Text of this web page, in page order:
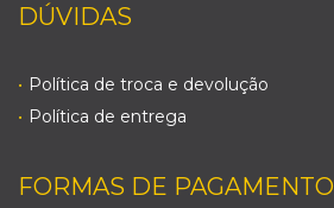
DÚVIDAS
Política de troca e devolução
Política de entrega
FORMAS DE PAGAMENTO